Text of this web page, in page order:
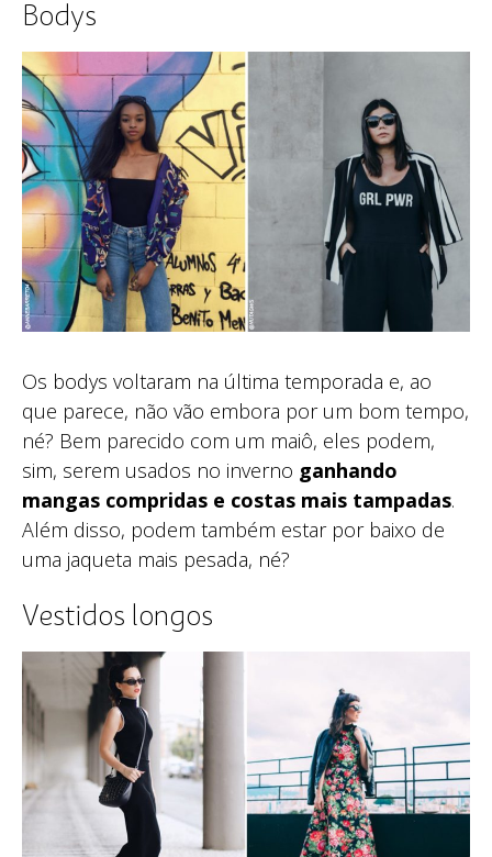
Bodys
Os bodys voltaram na última temporada e, ao
que parece, não vão embora por um bom tempo,
né? Bem parecido com um maiô, eles podem,
sim, serem usados no inverno ganhando
mangas compridas e costas mais tampadas.
Além disso, podem também estar por baixo de
uma jaqueta mais pesada, né?
Vestidos longos